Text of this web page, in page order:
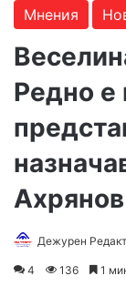
Мнения
Редно е
Ахрянов
Дежурен
4 136 1